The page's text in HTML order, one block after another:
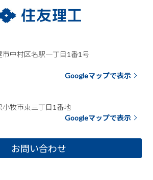
中村区名駅一丁目1番1号
Googleマップで表示
牧市東三丁目1番地
Googleマップで表示
お問い合わせ